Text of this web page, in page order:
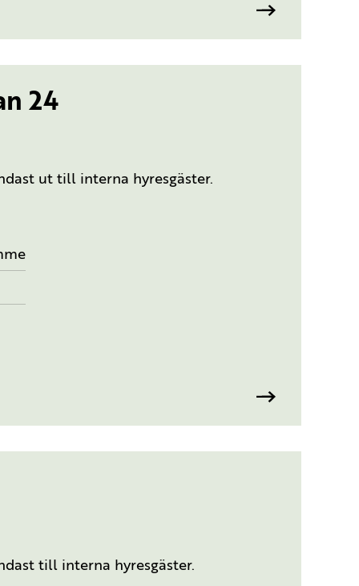
24
ut till interna hyresgäster.
till interna hyresgäster.